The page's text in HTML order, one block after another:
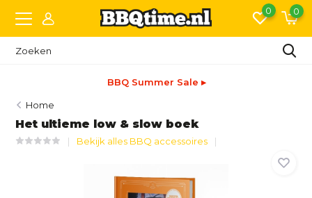
0 0
BBQ Summer Sale ▸
Home
Het ultieme low & slow boek
Bekijk alles BBQ accessoires